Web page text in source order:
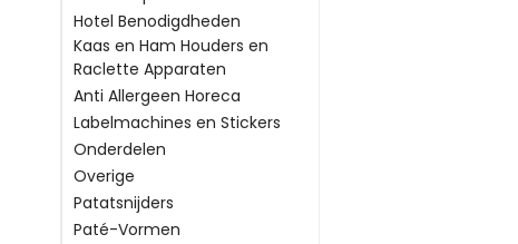
Hotel Benodigdheden
Kaas en Ham Houders en
Raclette Apparaten
Anti Allergeen Horeca
Labelmachines en Stickers
Onderdelen
Overige
Patatsnijders
Paté-Vormen